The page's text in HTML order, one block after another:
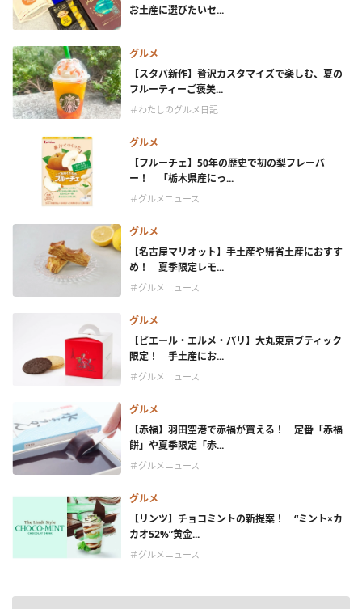
お土産に選びたいセ...
グルメ
【スタバ新作】贅沢カスタマイズで楽しむ、夏の
フルーティーご褒美...
＃わたしのグルメ日記
グルメ
【フルーチェ】50年の歴史で初の梨フレーバ
ー！ 「栃木県産にっ...
＃グルメニュース
グルメ
【名古屋マリオット】手土産や帰省土産におすす
め！ 夏季限定レモ...
＃グルメニュース
グルメ
【ピエール・エルメ・パリ】大丸東京ブティック
限定！ 手土産にお...
＃グルメニュース
グルメ
【赤福】羽田空港で赤福が買える！ 定番「赤福
餅」や夏季限定「赤...
＃グルメニュース
グルメ
【リンツ】チョコミントの新提案！ “ミント×カ
カオ52%”黄金...
＃グルメニュース